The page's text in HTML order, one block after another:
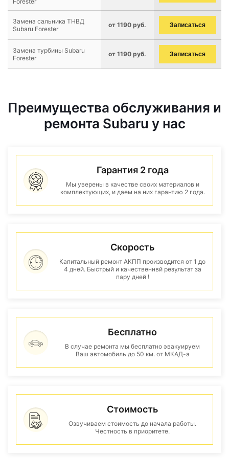
Замена сальника ТНВД
Subaru Forester
от 1190 руб. Записаться
Замена турбины Subaru
Forester
от 1190 руб. Записаться
Преимущества обслуживания и
ремонта Subaru у нас
Гарантия 2 года
Мы уверены в качестве своих материалов и
комплектующих, и даем на них гарантию 2 года.
Скорость
Капитальный ремонт АКПП производится от 1 до
4 дней. Быстрый и качественнвй результат за
пару дней !
Бесплатно
В случае ремонта мы бесплатно эвакуируем
Ваш автомобиль до 50 км. от МКАД-а
Стоимость
Озвучиваем стоимость до начала работы.
Честность в приоритете.